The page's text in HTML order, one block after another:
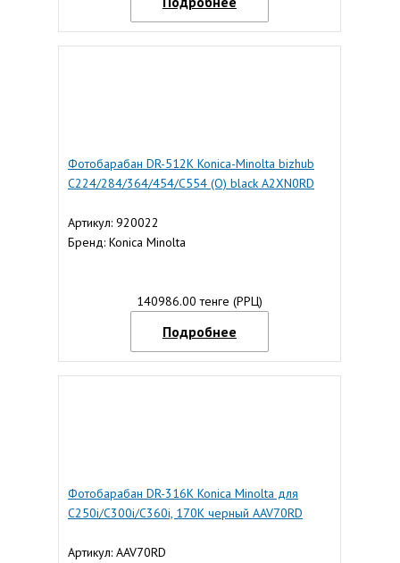
Фотобарабан DR-512K Konica-Minolta bizhub
C224/284/364/454/C554 (О) black A2XN0RD
Артикул: 920022
Бренд: Konica Minolta
140986.00 тенге (РРЦ)
Подробнее
Фотобарабан DR-316K Konica Minolta для
C250i/C300i/C360i, 170К черный AAV70RD
Артикул: AAV70RD